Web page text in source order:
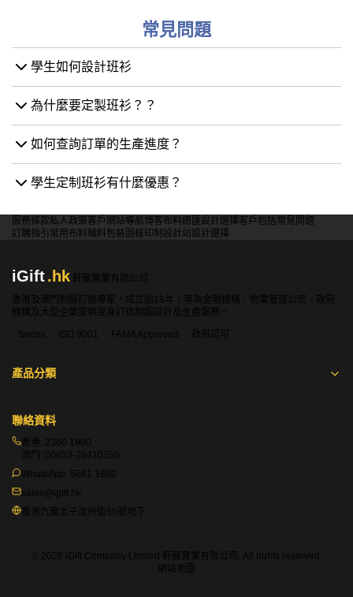
常見問題
學生如何設計班衫
為什麼要定製班衫？？
如何查詢訂單的生產進度？
學生定制班衫有什麼優惠？
服務條款私人政策客戶 網站導航博客布料總匯設計選擇客戶包括常見問題
訂購指引 常用布料輔料包裝 圖樣印制 設計站設計選擇
iGift.hk
軒龍實業有限公司
香港及澳門制服訂造專家，成立逾18年，專為金融機構、物業管理公司、政府
機構及大型企業提供度身訂造制服設計及生產服務。
Sedex
ISO 9001 FAMA Approved 政府認可
產品分類
聯絡資料
香港: 2360 1900
澳門: 00853-28410350
WhatsApp: 5661 1880
sales@igift.hk
香港九龍太子汝州街50號地下
© 2026 iGift Company Limited 軒龍實業有限公司. All rights reserved.
網站地圖